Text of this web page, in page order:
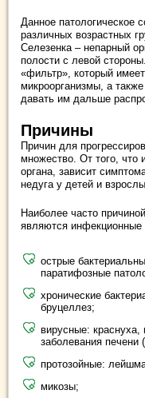
Данное патологическое
различных возрастных
Селезенка – непарный
полости с левой
«фильтр», который
микроорганизмы, а
давать им дальше
Причины
Причин для
множество. От того, что
органа, зависит
недуга у детей и
Наиболее часто
являются инфекционные
острые
паратифозные
хронические
бруцеллез;
вирусные: краснуха,
заболевания печени
протозойные:
микозы;